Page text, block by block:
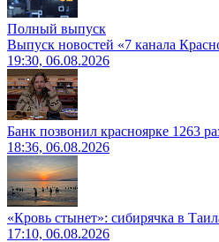
Полный выпуск
Выпуск новостей «7 канала
19:30, 06.08.2026
Банк позвонил красноярке 1263
18:36, 06.08.2026
«Кровь стынет»: сибирячка в
17:10, 06.08.2026